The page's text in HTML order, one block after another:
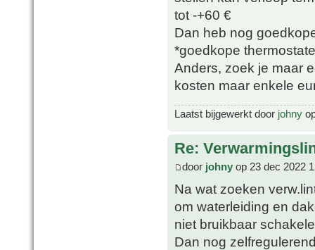
tot -+60 €
Dan heb nog
*goedkope
Anders, zoek je maar
kosten maar enkele
Laatst bijgewerkt door johny
Re:
door johny op 23 dec 2022
Na wat zoeken
om waterleiding en
niet bruikbaar
Dan nog